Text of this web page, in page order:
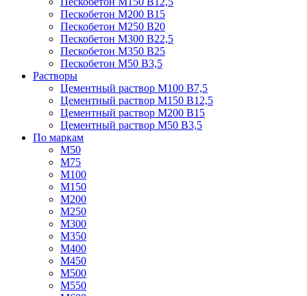
Пескобетон М200 В15
Пескобетон М250 В20
Пескобетон М300 В22,5
Пескобетон М350 В25
Пескобетон М50 В3,5
Растворы
Цементный раствор М100 В7,5
Цементный раствор М150 В12,5
Цементный раствор М200 В15
Цементный раствор М50 В3,5
По маркам
М50
М75
М100
М150
М200
М250
М300
М350
М400
М450
М500
М550